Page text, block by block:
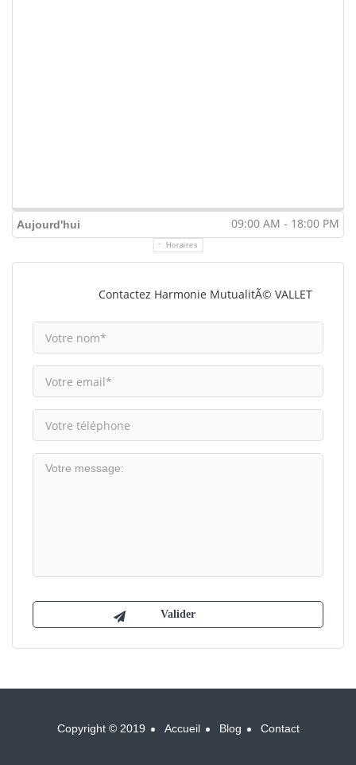
Aujourd'hui 09:00 AM - 18:00 PM
Horaires
Contactez Harmonie MutualitÃ© VALLET
Copyright © 2019 Accueil Blog Contact